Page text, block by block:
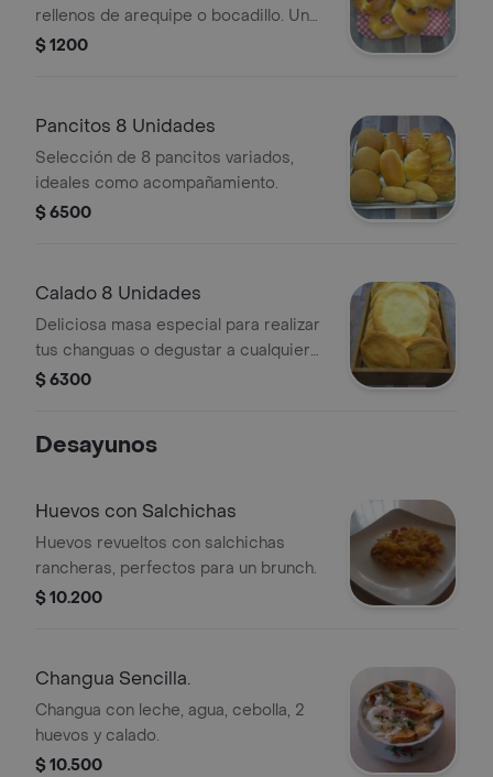
rellenos de arequipe o bocadillo. Una
unidad.
$ 1200
Pancitos 8 Unidades
Selección de 8 pancitos variados,
ideales como acompañamiento.
$ 6500
Calado 8 Unidades
Deliciosa masa especial para realizar
tus changuas o degustar a cualquier
hora del día.
$ 6300
Desayunos
Huevos con Salchichas
Huevos revueltos con salchichas
rancheras, perfectos para un brunch.
$ 10.200
Changua Sencilla.
Changua con leche, agua, cebolla, 2
huevos y calado.
$ 10.500